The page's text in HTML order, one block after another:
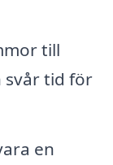
till
svår tid för
en